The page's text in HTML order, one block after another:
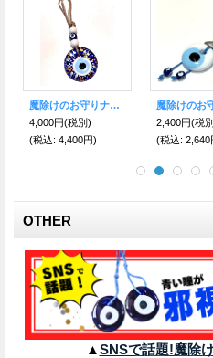
魔除けのお守りナザールボンジュウ●手書き柄入り●ジュートロープ編み タッセルチャーム E
4,000円(税別)
(税込: 4,400円)
2,400円(税
(税込: 2,640
OTHER
▲SNSで話題!魔除